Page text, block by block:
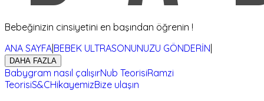
Bebeğinizin cinsiyetini en başından öğrenin !
ANA SAYFA|BEBEK ULTRASONUNUZU GÖNDERİN|
DAHA FAZLA
Babygram nasıl çalışırNub TeorisiRamzi
TeorisiS&CHikayemizBize ulaşın